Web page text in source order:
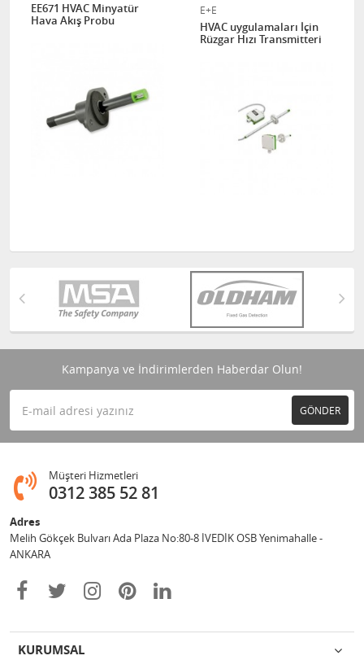
EE671 HVAC Minyatür
Hava Akış Probu
E+E
HVAC uygulamaları İçin
Rüzgar Hızı Transmitteri
Kampanya ve İndirimlerden Haberdar Olun!
GÖNDER
Müşteri Hizmetleri
0312 385 52 81
Adres
Melih Gökçek Bulvarı Ada Plaza No:80-8 İVEDİK OSB Yenimahalle -
ANKARA
KURUMSAL